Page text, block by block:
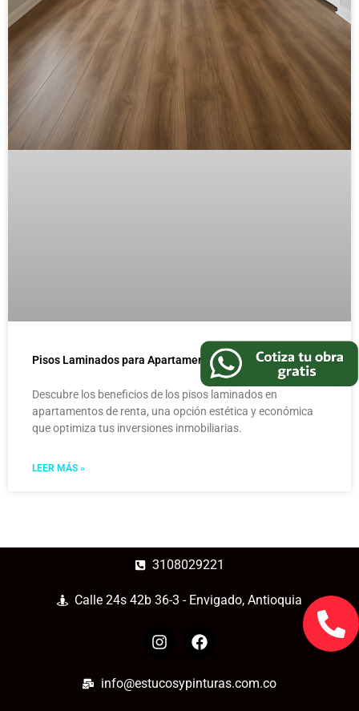
Pisos Laminados para Apartamentos de Renta
Descubre los beneficios de los pisos laminados en
apartamentos de renta, una opción estética y económica
que optimiza tus inversiones inmobiliarias.
LEER MÁS »
3108029221
Calle 24s 42b 36-3 - Envigado, Antioquia
info@estucosypinturas.com.co